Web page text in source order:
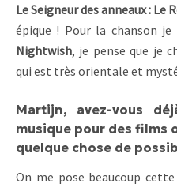
Le Seigneur des anneaux : Le
épique ! Pour la chanson
Nightwish, je pense que je
qui est très orientale et
Martijn, avez-vous
musique pour des films
quelque chose de
On me pose beaucoup